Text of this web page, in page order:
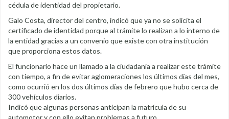
cédula de identidad del propietario.
Galo Costa, director del centro, indicó que ya no se solicita el
certificado de identidad porque al trámite lo realizan a lo interno de
la entidad gracias a un convenio que existe con otra institución
que proporciona estos datos.
El funcionario hace un llamado a la ciudadanía a realizar este trámite
con tiempo, a fin de evitar aglomeraciones los últimos días del mes,
como ocurrió en los dos últimos días de febrero que hubo cerca de
300 vehículos diarios.
Indicó que algunas personas anticipan la matrícula de su